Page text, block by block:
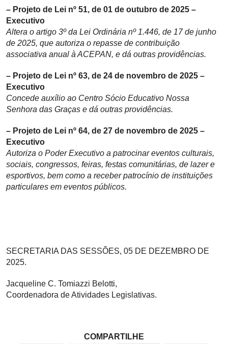
– Projeto de Lei nº 51, de 01 de outubro de 2025 –
Executivo
Altera o artigo 3º da Lei Ordinária nº 1.446, de 17 de junho
de 2025, que autoriza o repasse de contribuição
associativa anual à ACEPAN, e dá outras providências.
– Projeto de Lei nº 63, de 24 de novembro de 2025 –
Executivo
Concede auxílio ao Centro Sócio Educativo Nossa
Senhora das Graças e dá outras providências.
– Projeto de Lei nº 64, de 27 de novembro de 2025 –
Executivo
Autoriza o Poder Executivo a patrocinar eventos culturais,
sociais, congressos, feiras, festas comunitárias, de lazer e
esportivos, bem como a receber patrocínio de instituições
particulares em eventos públicos.
SECRETARIA DAS SESSÕES, 05 DE DEZEMBRO DE
2025.
Jacqueline C. Tomiazzi Belotti,
Coordenadora de Atividades Legislativas.
COMPARTILHE